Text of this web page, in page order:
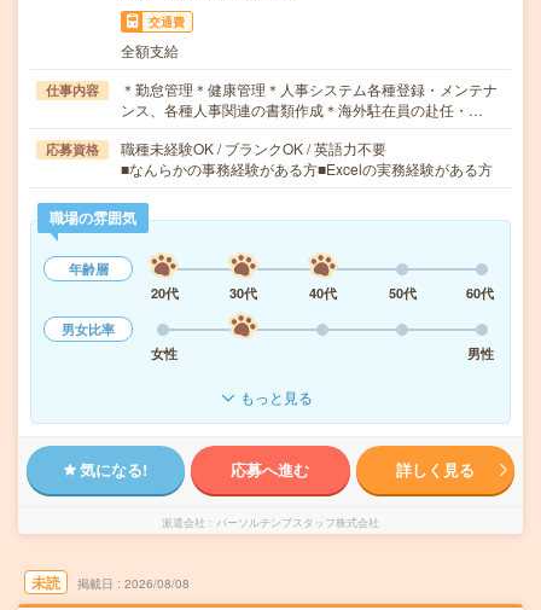
交通費
全額支給
仕事内容
＊勤怠管理＊健康管理＊人事システム各種登録・メンテナ
ンス、各種人事関連の書類作成＊海外駐在員の赴任・…
応募資格
職種未経験OK / ブランクOK / 英語力不要
■なんらかの事務経験がある方■Excelの実務経験がある方
職場の雰囲気
年齢層
20代
30代 40代 50代
60代
男女比率
女性
男性
もっと見る
気になる! 応募へ進む 詳しく見る
派遣会社 パーソルテンプスタッフ株式会社
未読 掲載日 2026/08/08